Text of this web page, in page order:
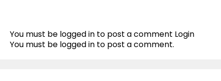
You must be logged in to post a comment Login
You must be logged in to post a comment.